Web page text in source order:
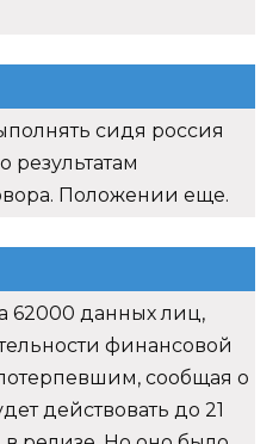
сидя россия
результатам
Положении еще.
62000 данных лиц,
финансовой
сообщая о
действовать до 21